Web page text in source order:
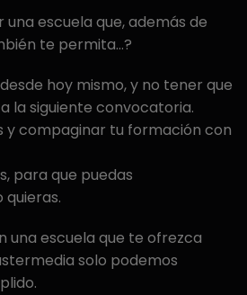
una escuela que, además de
te permita…?
hoy mismo, y no tener que
la siguiente convocatoria.
y compaginar tu formación con
para que puedas
una escuela que te ofrezca
solo podemos